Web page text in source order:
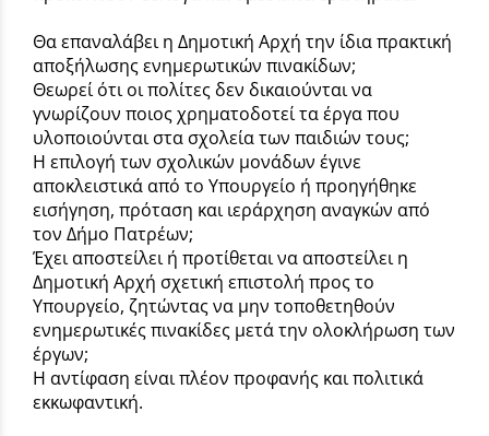
Θα επαναλάβει η Δημοτική Αρχή την ίδια πρακτική
αποξήλωσης ενημερωτικών πινακίδων;
Θεωρεί ότι οι πολίτες δεν δικαιούνται να
γνωρίζουν ποιος χρηματοδοτεί τα έργα που
υλοποιούνται στα σχολεία των παιδιών τους;
Η επιλογή των σχολικών μονάδων έγινε
αποκλειστικά από το Υπουργείο ή προηγήθηκε
εισήγηση, πρόταση και ιεράρχηση αναγκών από
τον Δήμο Πατρέων;
Έχει αποστείλει ή προτίθεται να αποστείλει η
Δημοτική Αρχή σχετική επιστολή προς το
Υπουργείο, ζητώντας να μην τοποθετηθούν
ενημερωτικές πινακίδες μετά την ολοκλήρωση των
έργων;
Η αντίφαση είναι πλέον προφανής και πολιτικά
εκκωφαντική.